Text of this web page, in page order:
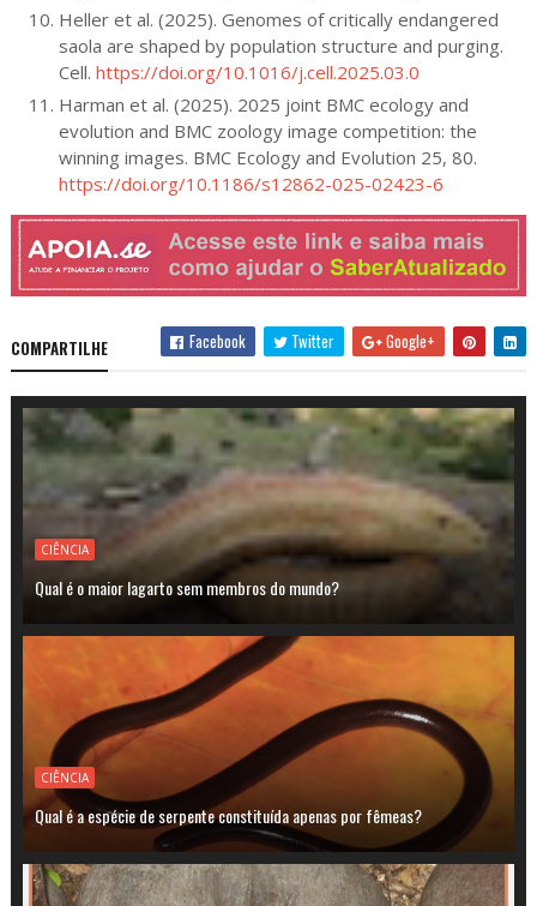
Heller et al. (2025). Genomes of critically endangered
saola are shaped by population structure and purging.
Cell. https://doi.org/10.1016/j.cell.2025.03.0
Harman et al. (2025). 2025 joint BMC ecology and
evolution and BMC zoology image competition: the
winning images. BMC Ecology and Evolution 25, 80.
https://doi.org/10.1186/s12862-025-02423-6
COMPARTILHE Facebook Twitter Google+
CIÊNCIA
Qual é o maior lagarto sem membros do mundo?
CIÊNCIA
Qual é a espécie de serpente constituída apenas por fêmeas?